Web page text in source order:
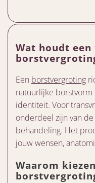
Wat houdt
Een borstvergroting
natuurlijke
identiteit. Voor
onderdeel zijn van
behandeling. Het
jouw wensen,
Waarom